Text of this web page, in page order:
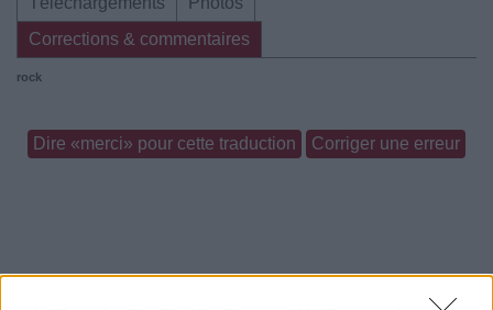
Corrections & commentaires
rock
Dire «merci» pour cette traduction Corriger une erreur